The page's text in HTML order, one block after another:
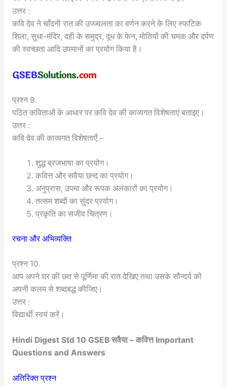
उत्तर :
कवि देव ने चाँदनी रात की उज्ज्वलता का वर्णन करने के लिए स्फटिक
शिला, सुधा-मंदिर, दही के समुद्र, दूध के फेन, मोतियों की चमक और दर्पण
की स्वच्छता आदि उपमानों का प्रयोग किया है।
प्रश्न 9.
पठित कविताओं के आधार पर कवि देव की काव्यगत विशेषताएं बताइए।
उत्तर :
कवि देव की काव्यगत विशेषताएँ –
शुद्ध ब्रजभाषा का प्रयोग।
कवित्त और सवैया छन्द का प्रयोग।
अनुप्रास, उपमा और रूपक अलंकारों का प्रयोग।
तत्सम शब्दों का सुंदर प्रयोग।
प्रकृति का सजीव चित्रण।
रचना और अभिव्यक्ति
प्रश्न 10.
आप अपने घर की छत से पूर्णिमा की रात देखिए तथा उसके सौन्दर्य को
अपनी कलम से शब्दबद्ध कीजिए।
उत्तर :
विद्यार्थी स्वयं करें।
Hindi Digest Std 10 GSEB सवैया – कवित्त Important
Questions and Answers
अतिरिक्त प्रश्न